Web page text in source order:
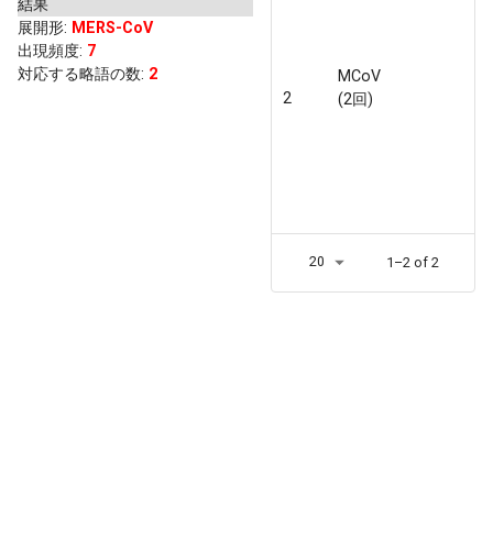
結果
展開形: MERS-CoV
出現頻度: 7
対応する略語の数: 2
2
MCoV
(2回)
20 1–2 of 2